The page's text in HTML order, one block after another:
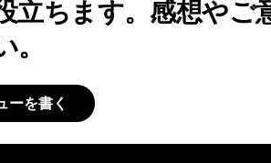
立ちます。感想やご
ーを書く